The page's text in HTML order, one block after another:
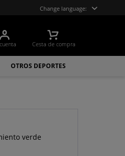
Change language:
Cesta de compra
OTROS DEPORTES
verde